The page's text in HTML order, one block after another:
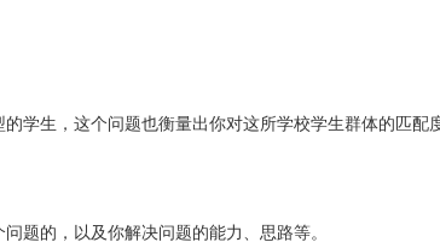
学生，这个问题也衡量出你对这所学校学生群体的匹配度
题的，以及你解决问题的能力、思路等。